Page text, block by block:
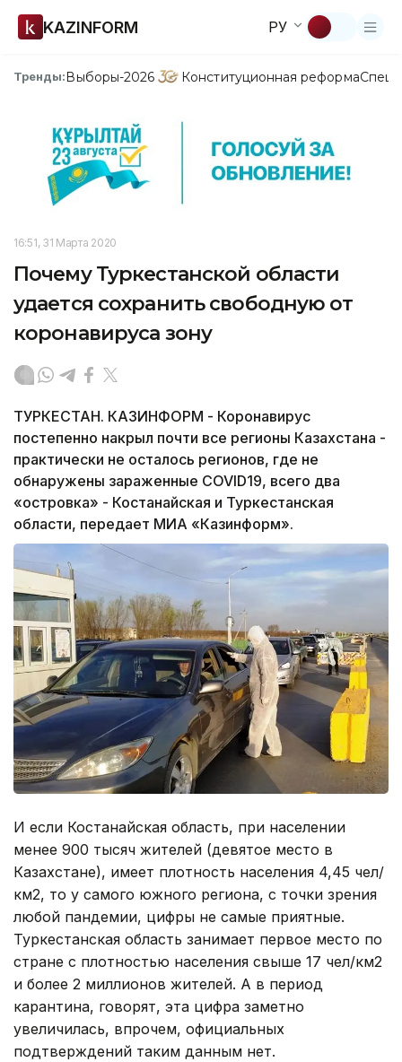
KAZINFORM РУ
Тренды:Выборы-2026 Конституционная реформа
16:51, 31 Марта 2020
Почему Туркестанской области
удается сохранить свободную от
коронавируса зону
ТУРКЕСТАН. КАЗИНФОРМ - Коронавирус
постепенно накрыл почти все регионы Казахстана -
практически не осталось регионов, где не
обнаружены зараженные COVID19, всего два
«островка» - Костанайская и Туркестанская
области, передает МИА «Казинформ».
И если Костанайская область, при населении
менее 900 тысяч жителей (девятое место в
Казахстане), имеет плотность населения 4,45 чел/
км2, то у самого южного региона, с точки зрения
любой пандемии, цифры не самые приятные.
Туркестанская область занимает первое место по
стране с плотностью населения свыше 17 чел/км2
и более 2 миллионов жителей. А в период
карантина, говорят, эта цифра заметно
увеличилась, впрочем, официальных
подтверждений таким данным нет.